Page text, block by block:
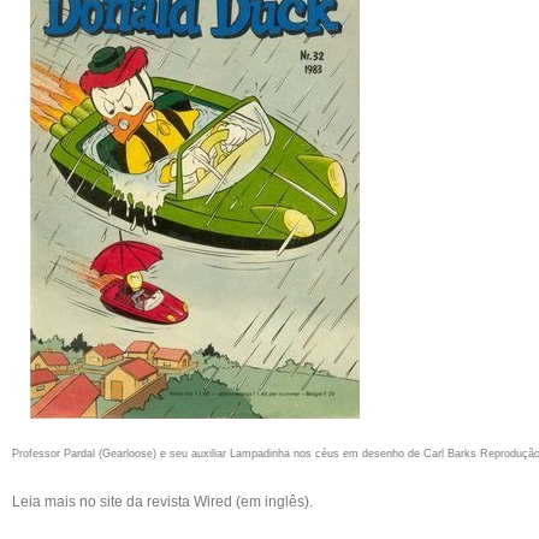
Professor Pardal (Gearloose) e seu auxiliar Lampadinha nos céus em desenho de Carl Barks
Leia mais no site da revista Wired (em inglês).